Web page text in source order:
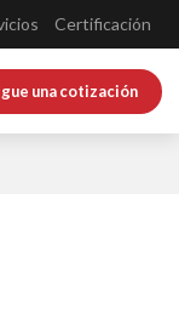
Certificación
una cotización